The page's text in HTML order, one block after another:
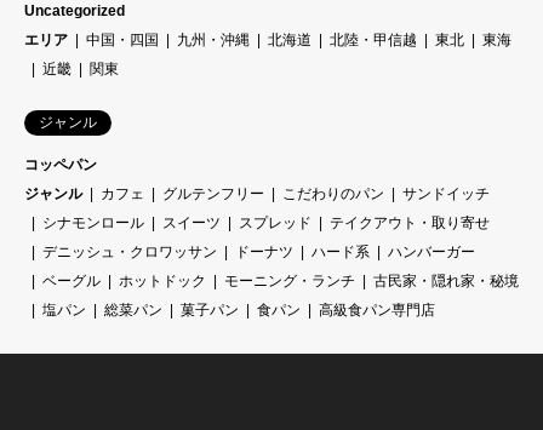
Uncategorized
エリア
中国・四国 九州・沖縄 北海道 北陸・甲信越 東北
東海
近畿
関東
ジャンル
コッペパン
ジャンル
カフェ グルテンフリー こだわりのパン
サンドイッチ
シナモンロール
スイーツ スプレッド
テイクアウト・取り寄せ
デニッシュ・クロワッサン
ドーナツ ハード系
ハンバーガー
ベーグル
ホットドック モーニング・ランチ
古民家・隠れ家・秘境
塩パン
総菜パン 菓子パン 食パン 高級食パン専門店